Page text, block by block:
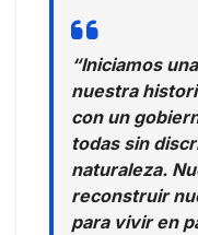
“Iniciamos
nuestra
con un
todas sin
naturaleza.
reconstruir
para vivir en